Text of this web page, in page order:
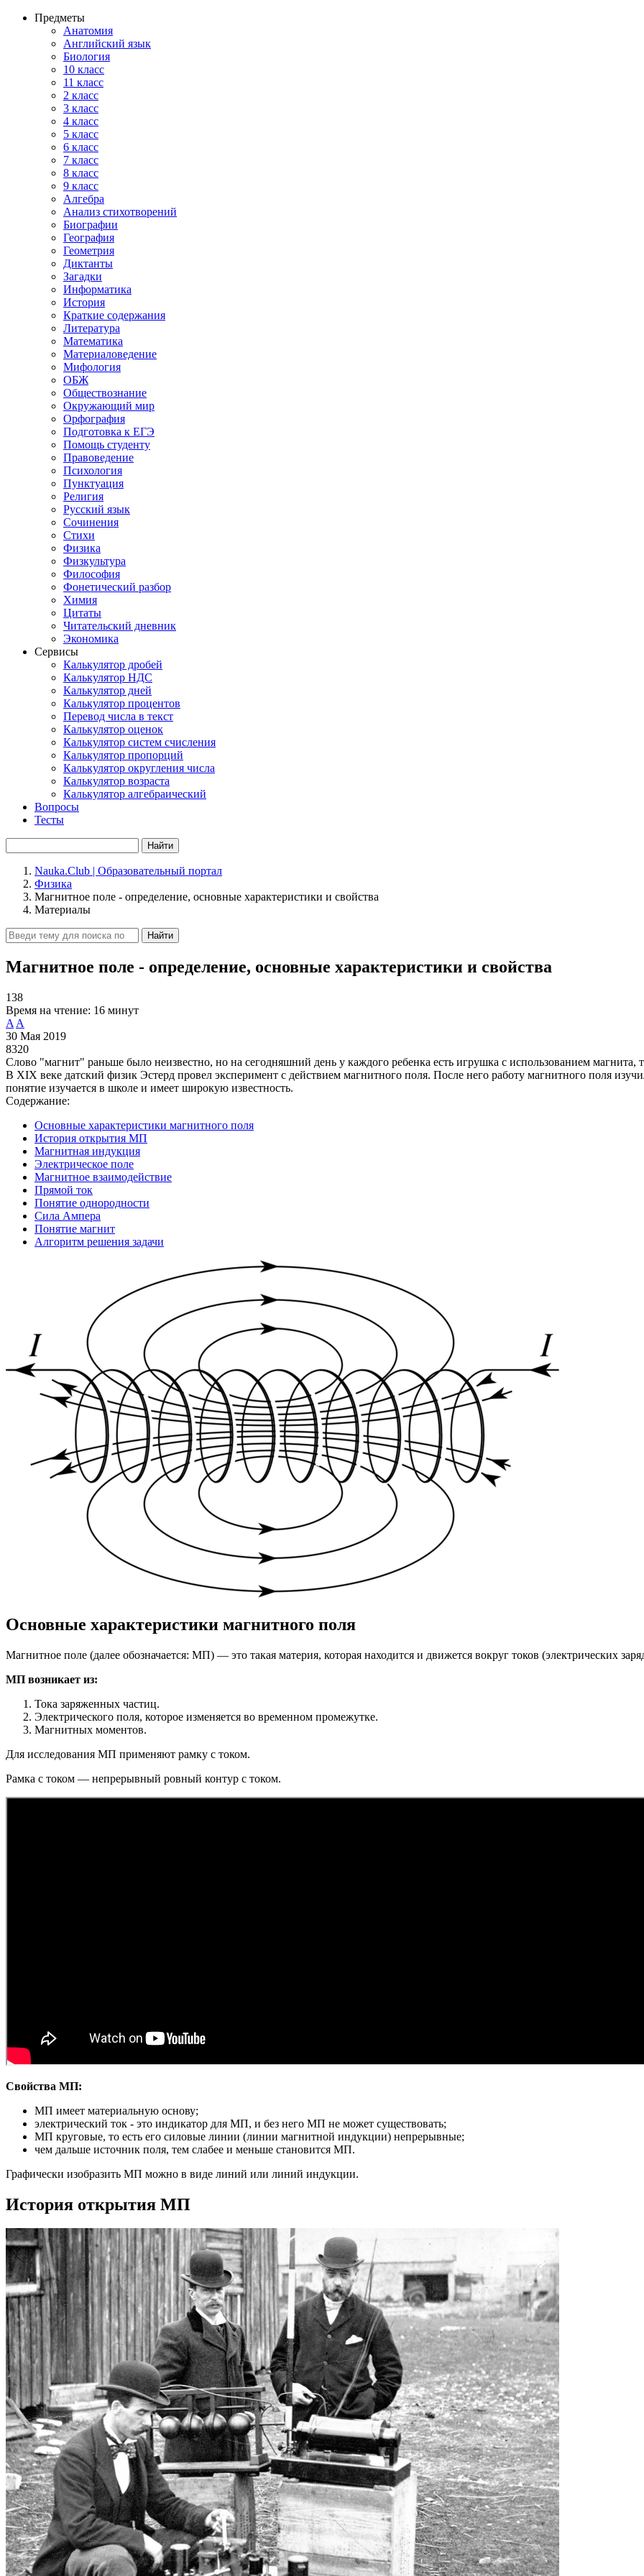
Предметы
Анатомия
Английский язык
Биология
10 класс
11 класс
2 класс
3 класс
4 класс
5 класс
6 класс
7 класс
8 класс
9 класс
Алгебра
Анализ стихотворений
Биографии
География
Геометрия
Диктанты
Загадки
Информатика
История
Краткие содержания
Литература
Математика
Материаловедение
Мифология
ОБЖ
Обществознание
Окружающий мир
Орфография
Подготовка к ЕГЭ
Помощь студенту
Правоведение
Психология
Пунктуация
Религия
Русский язык
Сочинения
Стихи
Физика
Физкультура
Философия
Фонетический разбор
Химия
Цитаты
Читательский дневник
Экономика
Сервисы
Калькулятор дробей
Калькулятор НДС
Калькулятор дней
Калькулятор процентов
Перевод числа в текст
Калькулятор оценок
Калькулятор систем счисления
Калькулятор пропорций
Калькулятор округления числа
Калькулятор возраста
Калькулятор алгебраический
Вопросы
Тесты
Найти
Nauka.Club | Образовательный портал
Физика
Магнитное поле - определение, основные характеристики и свойства
Материалы
Найти
Магнитное поле - определение, основные характеристики и свойства
138
Время на чтение: 16 минут
A A
30 Мая 2019
8320
Слово "магнит" раньше было неизвестно, но на сегодняшний день у каждого ребенка есть игрушка с использованием
В XIX веке датский физик Эстерд провел эксперимент с действием магнитного поля. После него работу магнитного поля
понятие изучается в школе и имеет широкую известность.
Содержание:
Основные характеристики магнитного поля
История открытия МП
Магнитная индукция
Электрическое поле
Магнитное взаимодействие
Прямой ток
Понятие однородности
Сила Ампера
Понятие магнит
Алгоритм решения задачи
Основные характеристики магнитного поля
Магнитное поле (далее обозначается: МП) — это такая материя, которая находится и движется вокруг токов (электрических
МП возникает из:
Тока заряженных частиц.
Электрического поля, которое изменяется во временном промежутке.
Магнитных моментов.
Для исследования МП применяют рамку с током.
Рамка с током — непрерывный ровный контур с током.
Свойства МП:
МП имеет материальную основу;
электрический ток - это индикатор для МП, и без него МП не может существовать;
МП круговые, то есть его силовые линии (линии магнитной индукции) непрерывные;
чем дальше источник поля, тем слабее и меньше становится МП.
Графически изобразить МП можно в виде линий или линий индукции.
История открытия МП